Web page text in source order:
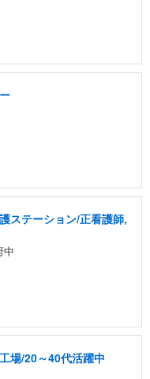
ステーション/正看護師,
中
場/20～40代活躍中